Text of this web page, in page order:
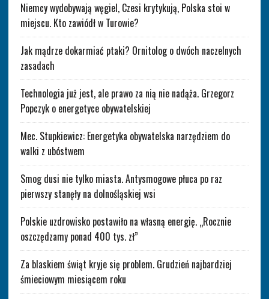
Niemcy wydobywają węgiel, Czesi krytykują, Polska stoi w
miejscu. Kto zawiódł w Turowie?
Jak mądrze dokarmiać ptaki? Ornitolog o dwóch naczelnych
zasadach
Technologia już jest, ale prawo za nią nie nadąża. Grzegorz
Popczyk o energetyce obywatelskiej
Mec. Stupkiewicz: Energetyka obywatelska narzędziem do
walki z ubóstwem
Smog dusi nie tylko miasta. Antysmogowe płuca po raz
pierwszy stanęły na dolnośląskiej wsi
Polskie uzdrowisko postawiło na własną energię. „Rocznie
oszczędzamy ponad 400 tys. zł”
Za blaskiem świąt kryje się problem. Grudzień najbardziej
śmieciowym miesiącem roku